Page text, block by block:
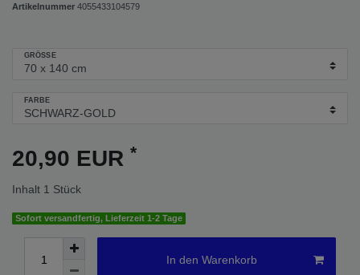
Artikelnummer 4055433104579
GRÖSSE
FARBE
20,90 EUR *
Inhalt 1 Stück
Sofort versandfertig, Lieferzeit 1-2 Tage
In den Warenkorb